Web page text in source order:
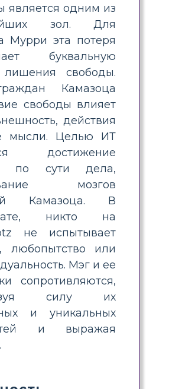
является одним из
зол. Для
Мурри эта потеря
буквальную
свободы.
Камазоца
свободы влияет
действия
мысли. Целью ИТ
достижение
по сути дела,
мозгов
Камазоца. В
никто на
не испытывает
любопытство или
Мэг и ее
сопротивляются,
силу их
и уникальных
и выражая